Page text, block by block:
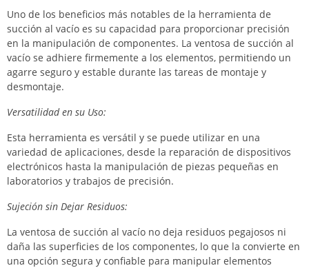
Uno de los beneficios más notables de la herramienta de
succión al vacío es su capacidad para proporcionar precisión
en la manipulación de componentes. La ventosa de succión al
vacío se adhiere firmemente a los elementos, permitiendo un
agarre seguro y estable durante las tareas de montaje y
desmontaje.
Versatilidad en su Uso:
Esta herramienta es versátil y se puede utilizar en una
variedad de aplicaciones, desde la reparación de dispositivos
electrónicos hasta la manipulación de piezas pequeñas en
laboratorios y trabajos de precisión.
Sujeción sin Dejar Residuos:
La ventosa de succión al vacío no deja residuos pegajosos ni
daña las superficies de los componentes, lo que la convierte en
una opción segura y confiable para manipular elementos